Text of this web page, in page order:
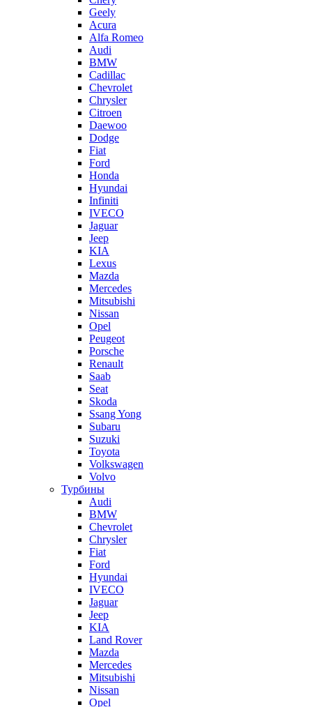
Geely
Acura
Alfa Romeo
Audi
BMW
Cadillac
Chevrolet
Chrysler
Citroen
Daewoo
Dodge
Fiat
Ford
Honda
Hyundai
Infiniti
IVECO
Jaguar
Jeep
KIA
Lexus
Mazda
Mercedes
Mitsubishi
Nissan
Opel
Peugeot
Porsche
Renault
Saab
Seat
Skoda
Ssang Yong
Subaru
Suzuki
Toyota
Volkswagen
Volvo
Турбины
Audi
BMW
Chevrolet
Chrysler
Fiat
Ford
Hyundai
IVECO
Jaguar
Jeep
KIA
Land Rover
Mazda
Mercedes
Mitsubishi
Nissan
Opel